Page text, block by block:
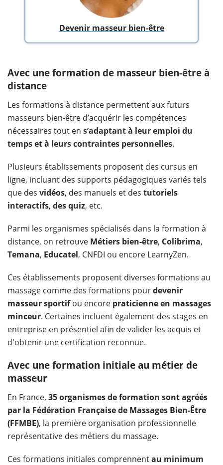
Devenir masseur bien-être
Avec une formation de masseur bien-être à
distance
Les formations à distance permettent aux futurs
masseurs bien-être d’acquérir les compétences
nécessaires tout en s’adaptant à leur emploi du
temps et à leurs contraintes personnelles.
Plusieurs établissements proposent des cursus en
ligne, incluant des supports pédagogiques variés tels
que des vidéos, des manuels et des tutoriels
interactifs, des quiz, etc.
Parmi les organismes spécialisés dans la formation à
distance, on retrouve Métiers bien-être, Colibrima,
Temana, Educatel, CNFDI ou encore LearnyZen.
Ces établissements proposent diverses formations au
massage comme des formations pourdevenir
masseur sportifou encore praticienne en massages
minceur. Certaines incluent également des stages en
entreprise en présentiel afin de valider les acquis et
d'obtenir une certification reconnue.
Avec une formation initiale au métier de
masseur
En France, 35 organismes de formation sont agréés
par la Fédération Française de Massages Bien-Être
(FFMBE), la première organisation professionnelle
représentative des métiers du massage.
Ces formations initiales comprennentau minimum